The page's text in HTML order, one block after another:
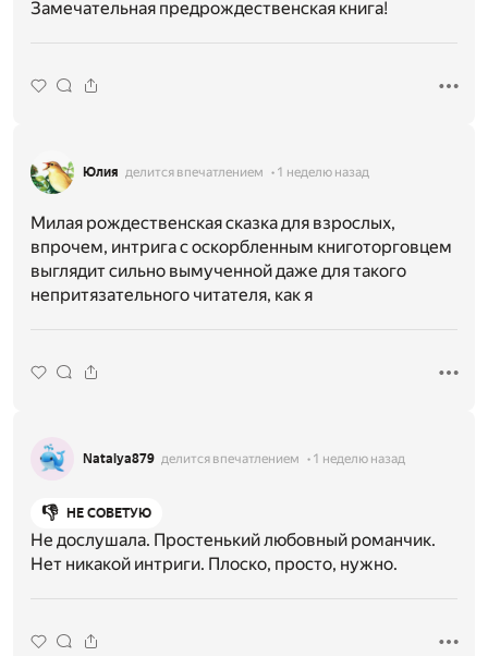
Замечательная предрождественская книга!
Юлия делится впечатлением 1 неделю назад
Милая рождественская сказка для взрослых,
впрочем, интрига с оскорбленным книготорговцем
выглядит сильно вымученной даже для такого
непритязательного читателя, как я
Natalya879 делится впечатлением 1 неделю назад
👎 НЕ СОВЕТУЮ
Не дослушала. Простенький любовный романчик.
Нет никакой интриги. Плоско, просто, нужно.